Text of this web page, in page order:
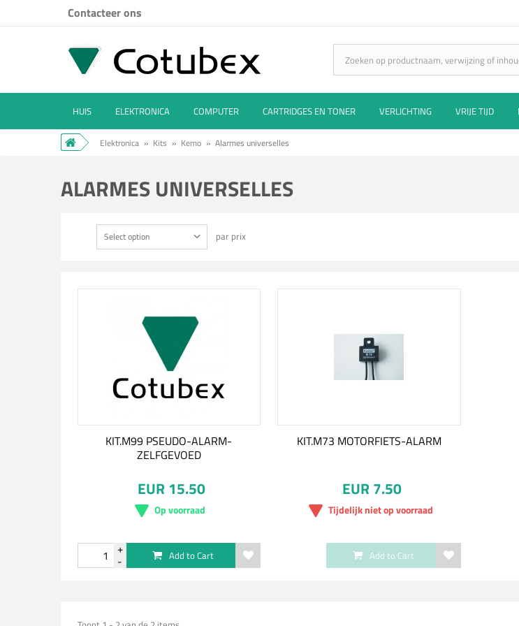
Contacteer ons
HUIS ELEKTRONICA COMPUTER CARTRIDGES EN TONER VERLICHTING VRIJE TIJD
Elektronica » Kits » Kemo » Alarmes universelles
ALARMES UNIVERSELLES
Select option par prix
KIT.M99 PSEUDO-ALARM-
ZELFGEVOED
EUR 15.50
Op voorraad
Add to Cart
KIT.M73 MOTORFIETS-ALARM
EUR 7.50
Tijdelijk niet op voorraad
Add to Cart